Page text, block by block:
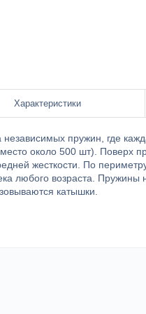
Характеристики
пружин, где
около 500 шт). Поверх
жесткости. По
любого возраста. Пружины
катышки.